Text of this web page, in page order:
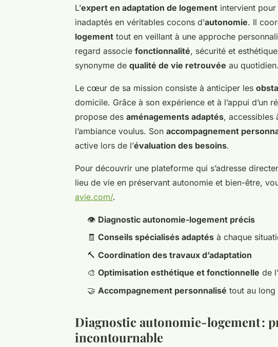
L’expert en adaptation de logement intervient
inadaptés en véritables cocons d’autonomie. Il
logement tout en veillant à une approche
regard associe fonctionnalité, sécurité et
synonyme de qualité de vie retrouvée au quotidien.
Le cœur de sa mission consiste à anticiper les
domicile. Grâce à son expérience et à l’appui d’un
propose des aménagements adaptés, accessibles
l’ambiance voulus. Son accompagnement
active lors de l’évaluation des besoins.
Pour découvrir une plateforme qui s’adresse
lieu de vie en préservant autonomie et bien-être,
avie.com/.
👁️ Diagnostic autonomie-logement précis
🧾 Conseils spécialisés adaptés à chaque
🔨 Coordination des travaux d’adaptation
🎨 Optimisation esthétique et fonctionnelle de
🤝 Accompagnement personnalisé tout au
Diagnostic autonomie-logement :
incontournable